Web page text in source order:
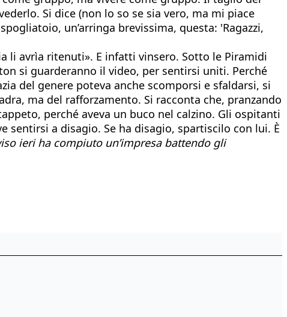
Si dice (non lo so se sia vero, ma mi piace
un’arringa brevissima, questa: 'Ragazzi,
li avrìa ritenuti». E infatti vinsero. Sotto le Piramidi
si guarderanno il video, per sentirsi uniti. Perché
del genere poteva anche scomporsi e sfaldarsi, si
ma del rafforzamento. Si racconta che, pranzando
perché aveva un buco nel calzino. Gli ospitanti
sentirsi a disagio. Se ha disagio, spartiscilo con lui. È
ieri ha compiuto un’impresa battendo gli